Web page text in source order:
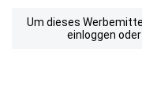
Um dieses
einloggen